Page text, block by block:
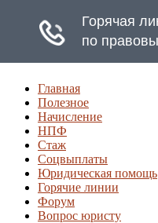
Главная
Полезное
Начисление
НПФ
Стаж
Соцвыплаты
Юридическая помощь
Горячие линии
Форум
Вопрос юристу